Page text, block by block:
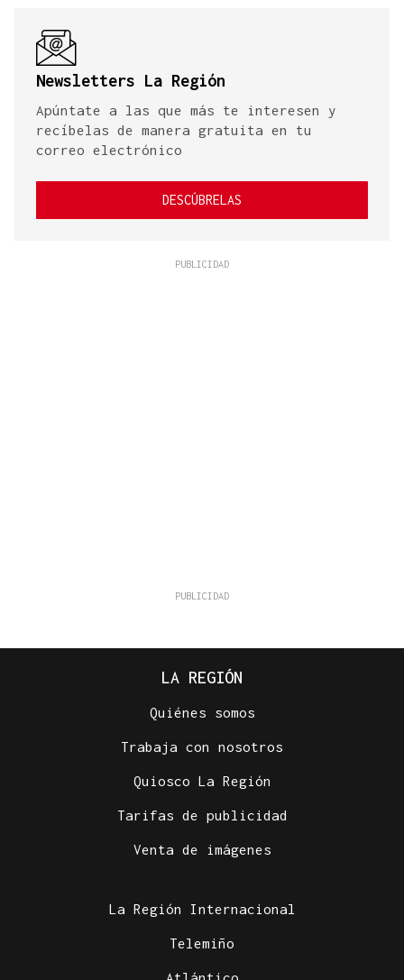
Newsletters La Región
Apúntate a las que más te interesen y
recíbelas de manera gratuita en tu
correo electrónico
DESCÚBRELAS
LA REGIÓN
Quiénes somos
Trabaja con nosotros
Quiosco La Región
Tarifas de publicidad
Venta de imágenes
La Región Internacional
Telemiño